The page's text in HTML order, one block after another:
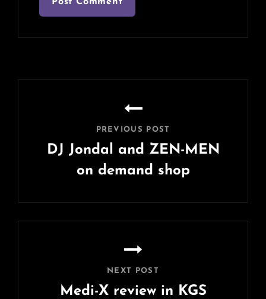
PREVIOUS POST
DJ Jondal and ZEN-MEN
on demand shop
Post
NEXT POST
Medi-X review in KGS